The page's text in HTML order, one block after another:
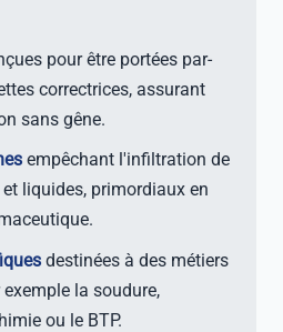
pour être portées par-
correctrices, assurant
sans gêne.
empêchant l'infiltration de
liquides, primordiaux en
destinées à des métiers
la soudure,
ou le BTP.